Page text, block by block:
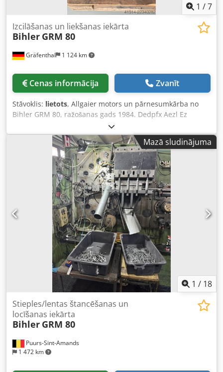
1 /7
Gräfenthal 1 124 km
Izcilāšanas un liekšanas iekārta
Bihler GRM 80
Cenas informācija Zvanīt
Stāvoklis: lietots, Allgaier motors un pārnesumkārba no
Bihler GRM 80, ražošanas gads 1984. Dedpfx Aezl Ez
Iolgskr UZMANĪBU!! Piedāvājumā ietilpst tikai motors un
pārnesumkārba, kā attēlots. Saskaņā ar iepriekšējā
īpašnieka sniegtu informāciju, pārnesumkārba ir
pārbaudīta un pēc apkopes vairs nav izmantota.
Mazā sludinājuma
1 / 18
Puurs-Sint-Amands
1 472 km
Stieples/lentas štancēšanas un
locīšanas iekārta
Bihler GRM 80